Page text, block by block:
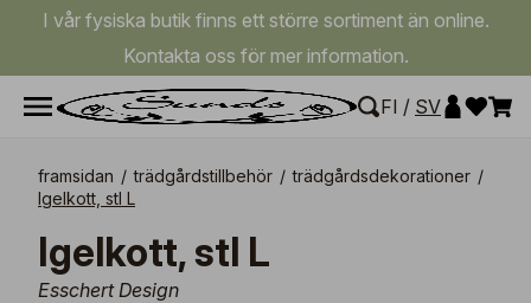
I vår fysiska butik finns ett större sortiment än online.
Kontakta oss för mer information.
FI / SV
framsidan / trädgårdstillbehör / trädgårdsdekorationer /
Igelkott, stl L
Igelkott, stl L
Esschert Design